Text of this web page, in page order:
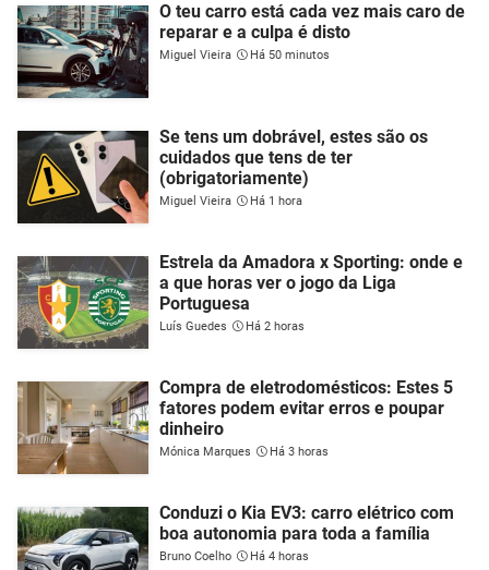
O teu carro está cada vez mais caro de
reparar e a culpa é disto
Miguel Vieira Há 50 minutos
Se tens um dobrável, estes são os
cuidados que tens de ter
(obrigatoriamente)
Miguel Vieira Há 1 hora
Estrela da Amadora x Sporting: onde e
a que horas ver o jogo da Liga
Portuguesa
Luís Guedes Há 2 horas
Compra de eletrodomésticos: Estes 5
fatores podem evitar erros e poupar
dinheiro
Mónica Marques Há 3 horas
Conduzi o Kia EV3: carro elétrico com
boa autonomia para toda a família
Bruno Coelho Há 4 horas